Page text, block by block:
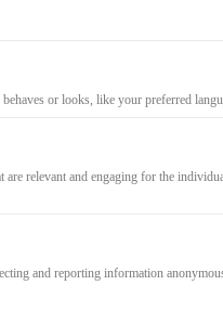
or looks, like your preferred
relevant and engaging for the
and reporting information